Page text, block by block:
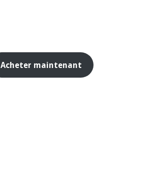
Acheter maintenant